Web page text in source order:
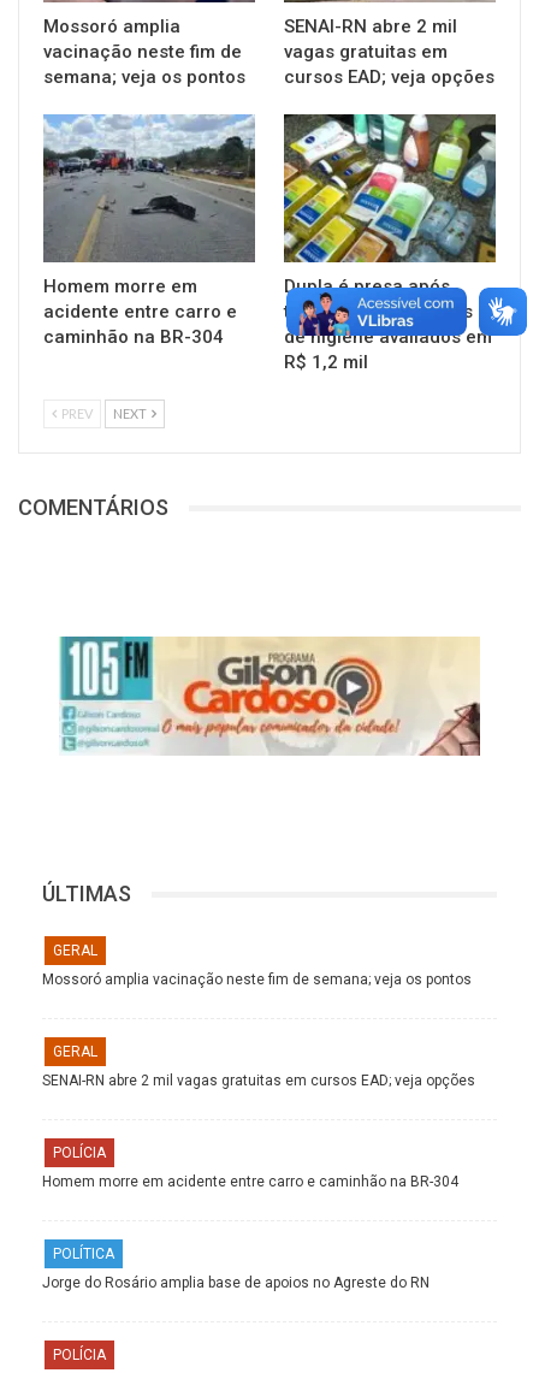
Mossoró amplia
vacinação neste fim de
semana; veja os pontos
SENAI-RN abre 2 mil
vagas gratuitas em
cursos EAD; veja opções
Homem morre em
acidente entre carro e
caminhão na BR-304
Dupla é presa após
tentar furtar produtos
de higiene avaliados em
R$ 1,2 mil
PREV NEXT
COMENTÁRIOS
ÚLTIMAS
GERAL
Mossoró amplia vacinação neste fim de semana; veja os pontos
GERAL
SENAI-RN abre 2 mil vagas gratuitas em cursos EAD; veja opções
POLÍCIA
Homem morre em acidente entre carro e caminhão na BR-304
POLÍTICA
Jorge do Rosário amplia base de apoios no Agreste do RN
POLÍCIA